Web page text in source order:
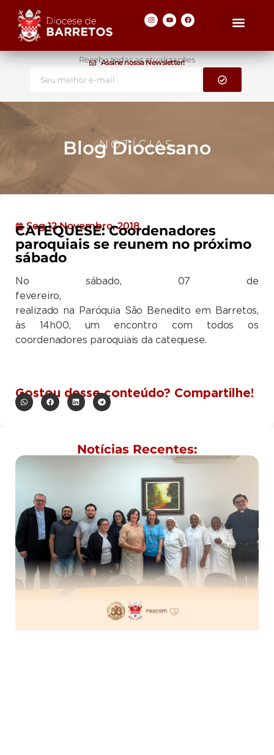
Assine nossa Newsletter!
Receba todas as atualizações
NOTÍCIAS
Blog Diocesano
Seg 12 Novembro, 2018
CATEQUESE: Coordenadores
paroquiais se reunem no próximo
sábado
No sábado, 07 de
fevereiro,
realizado na Paróquia São Benedito em Barretos,
às 14h00, um encontro com todos os
coordenadores paroquiais da catequese.
Gostou desse conteúdo? Compartilhe!
Notícias Recentes: